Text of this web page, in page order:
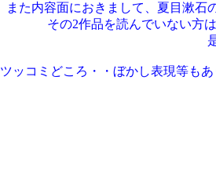
また内容面におきまして、夏目漱石
その2作品を読んでいない方
ツッコミどころ・・ぼかし表現等も